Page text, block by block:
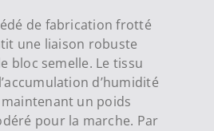
de fabrication frotté
une liaison robuste
bloc semelle. Le tissu
d’humidité
un poids
pour la marche. Par